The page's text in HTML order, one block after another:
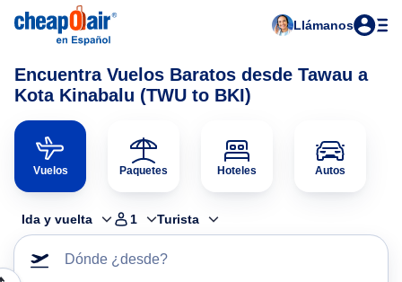
Llámanos
Encuentra Vuelos Baratos desde Tawau a
Kota Kinabalu (TWU to BKI)
Vuelos Paquetes Hoteles Autos
Ida y vuelta 1 Turista
Dónde ¿desde?